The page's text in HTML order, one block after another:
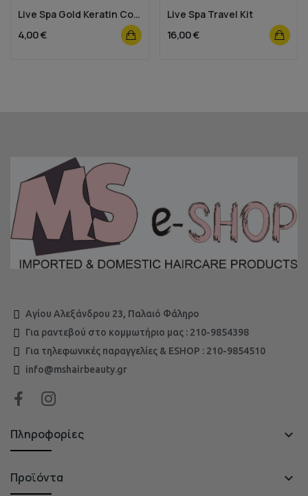
Live Spa Gold Keratin Conditioner 50ml
4,00 €
Live Spa Travel Kit
16,00 €
Αγίου Αλεξάνδρου 23, Παλαιό Φάληρο
Για ραντεβού στο κομμωτήριο μας : 210-9854398
Για τηλεφωνικές παραγγελίες & ESHOP : 210-9854510
info@mshairbeauty.gr
Πληροφορίες 
Προϊόντα 